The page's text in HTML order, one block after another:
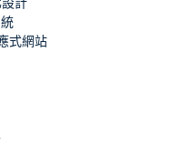
式網站